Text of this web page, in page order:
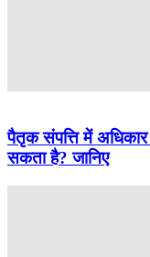
पैतृक संपत्ति में
सकता है? जानिए